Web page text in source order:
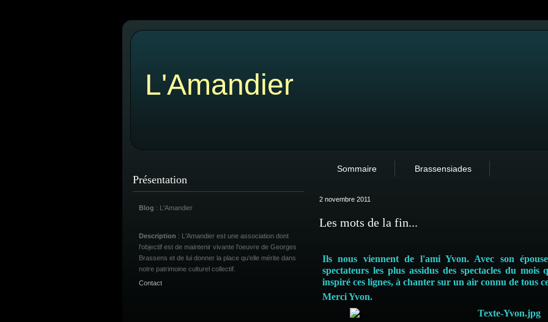
L'Amandier
Présentation
Blog : L'Amandier
Description : L'Amandier est une association dont
l'objectif est de maintenir vivante l'oeuvre de Georges
Brassens et de lui donner la place qu'elle mérite dans
notre patrimoine culturel collectif.
Contact
Sommaire Brassensiades
2 novembre 2011
Les mots de la fin...
Ils nous viennent de l'ami Yvon. Avec son
spectateurs les plus assidus des spectacles du
inspiré ces lignes, à chanter sur un air connu de tous
Merci Yvon.